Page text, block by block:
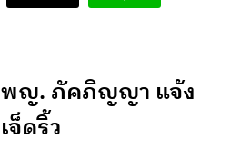
พญ. ภัคภิญญา แจ้ง
เจ็ดริ้ว